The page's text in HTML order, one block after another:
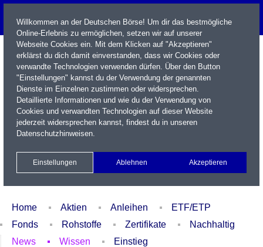
Name / WKN / ISIN / Kürzel
Xetra Realtime
Watchlist Portfolio Login
Home Aktien Anleihen
ETF/ETP
Fonds
Rohstoffe Zertifikate
Nachhaltig
News
Wissen Einstieg
Willkommen an der Deutschen Börse! Um dir das bestmögliche
Online-Erlebnis zu ermöglichen, setzen wir auf unserer
Webseite Cookies ein. Mit dem Klicken auf "Akzeptieren"
erklärst du dich damit einverstanden, dass wir Cookies oder
verwandte Technologien verwenden dürfen. Über den Button
"Einstellungen" kannst du der Verwendung der genannten
Dienste im Einzelnen zustimmen oder widersprechen.
Detaillierte Informationen und wie du der Verwendung von
Cookies und verwandten Technologien auf dieser Website
jederzeit widersprechen kannst, findest du in unseren
Datenschutzhinweisen.
Einstellungen Ablehnen Akzeptieren